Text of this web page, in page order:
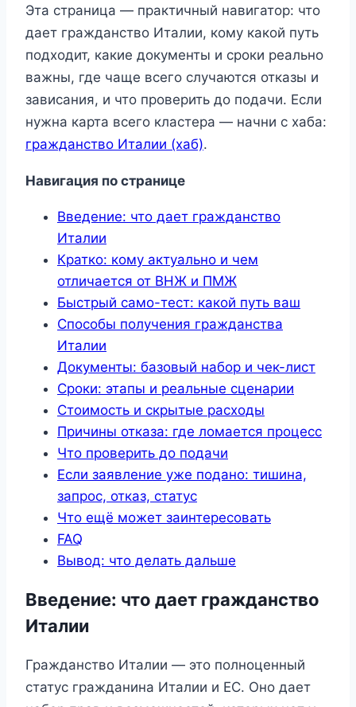
Эта страница — практичный навигатор: что
дает гражданство Италии, кому какой путь
подходит, какие документы и сроки реально
важны, где чаще всего случаются отказы и
зависания, и что проверить до подачи. Если
нужна карта всего кластера — начни с хаба:
гражданство Италии (хаб).
Навигация по странице
Введение: что дает гражданство
Италии
Кратко: кому актуально и чем
отличается от ВНЖ и ПМЖ
Быстрый само-тест: какой путь ваш
Способы получения гражданства
Италии
Документы: базовый набор и чек-лист
Сроки: этапы и реальные сценарии
Стоимость и скрытые расходы
Причины отказа: где ломается процесс
Что проверить до подачи
Если заявление уже подано: тишина,
запрос, отказ, статус
Что ещё может заинтересовать
FAQ
Вывод: что делать дальше
Введение: что дает гражданство
Италии
Гражданство Италии — это полноценный
статус гражданина Италии и ЕС. Оно дает